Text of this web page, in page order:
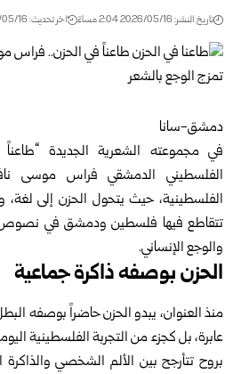
تاريخ النشر: 2026/05/16 2:04 مساءً اخر تحديث: 2026/05/16 2:04 مساءً
دمشق-سانا
في مجموعته الشعرية الجديدة
الفلسطيني الدمشقي فراس موسى
الفلسطينية، حيث يتحول الحزن إلى
تتقاطع فيها فلسطين ودمشق في نصوص
والوجع الإنساني.
الحزن بوصفه ذاكرة جماعية
منذ العنوان، يبدو الحزن حاضراً بوصفه
عابرة، بل كجزء من التجربة الفلسطينية
بروح تتأرجح بين الألم الشخصي